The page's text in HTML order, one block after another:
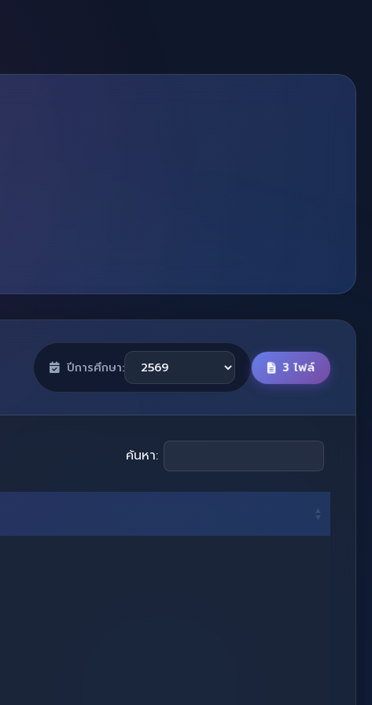
ปีการศึกษา: 3 ไฟล์
ค้นหา: